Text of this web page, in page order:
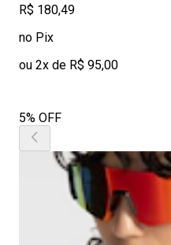
R$ 180,49
no Pix
ou 2x de R$ 95,00
5% OFF